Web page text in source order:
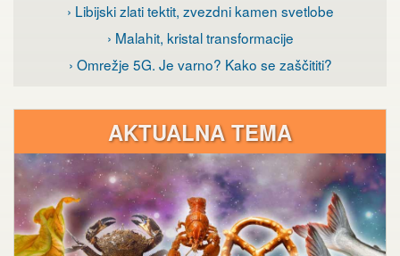
› Libijski zlati tektit, zvezdni kamen svetlobe
› Malahit, kristal transformacije
› Omrežje 5G. Je varno? Kako se zaščititi?
AKTUALNA TEMA